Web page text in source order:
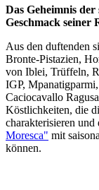
Das Geheimnis
Geschmack seiner
Aus den duftenden
Bronte-Pistazien,
von Iblei, Trüffeln,
IGP,
Caciocavallo
Köstlichkeiten, die
charakterisieren und
Moresca" mit
können.